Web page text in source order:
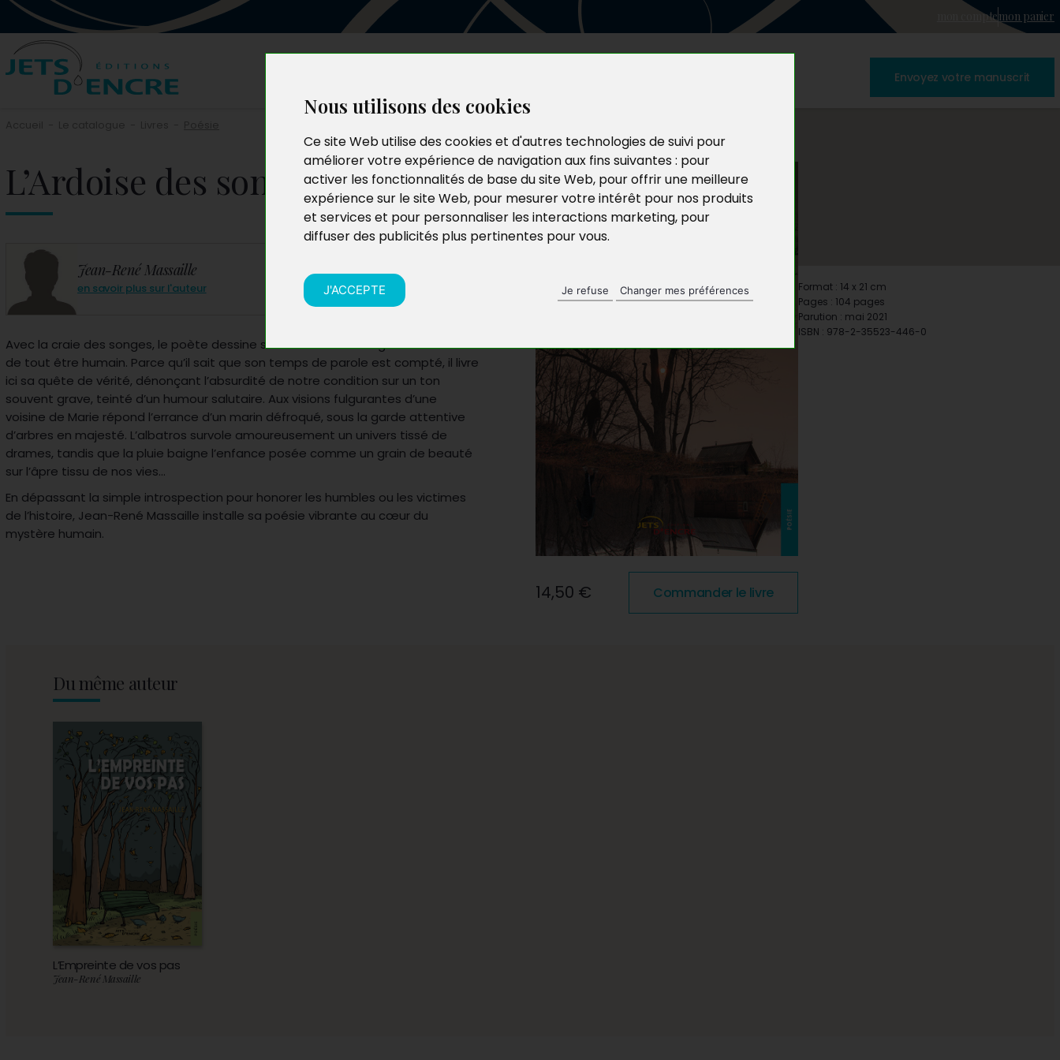
Nous utilisons des cookies
Ce site Web utilise des cookies et d'autres technologies de suivi pour
améliorer votre expérience de navigation aux fins suivantes : pour
activer les fonctionnalités de base du site Web, pour offrir une meilleure
expérience sur le site Web, pour mesurer votre intérêt pour nos produits
et services et pour personnaliser les interactions marketing, pour
diffuser des publicités plus pertinentes pour vous.
J'ACCEPTE Je refuse Changer mes préférences
mon comptemon panier
Envoyez votre manuscrit
L’Ardoise des songes
Jean-René Massaille
en savoir plus sur l'auteur
Avec la craie des songes, le poète dessine sur son ardoise la fugitive destinée
de tout être humain. Parce qu’il sait que son temps de parole est compté, il livre
ici sa quête de vérité, dénonçant l’absurdité de notre condition sur un ton
souvent grave, teinté d’un humour salutaire. Aux visions fulgurantes d’une
voisine de Marie répond l’errance d’un marin défroqué, sous la garde attentive
d’arbres en majesté. L’albatros survole amoureusement un univers tissé de
drames, tandis que la pluie baigne l’enfance posée comme un grain de beauté
sur l’âpre tissu de nos vies…
En dépassant la simple introspection pour honorer les humbles ou les victimes
de l’histoire, Jean-René Massaille installe sa poésie vibrante au cœur du
mystère humain.
14,50 € Commander le livre
Format : 14 x 21 cm
Pages : 104 pages
Parution : mai 2021
ISBN : 978-2-35523-446-0
Du même auteur
L’Empreinte de vos pas
Jean-René Massaille